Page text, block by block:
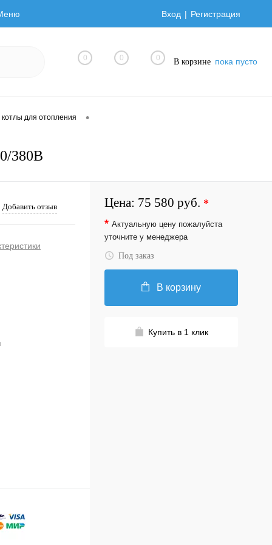
Вход Регистрация
0 0 0 В корзине пока пусто
котлы для отопления •
380В
Добавить отзыв Цена: 75 580 руб. *
* Актуальную цену пожалуйста
уточните у менеджера
Под заказ
В корзину
Купить в 1 клик